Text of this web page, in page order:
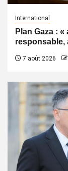
International
Plan Gaza :
responsable,
7 août 2026